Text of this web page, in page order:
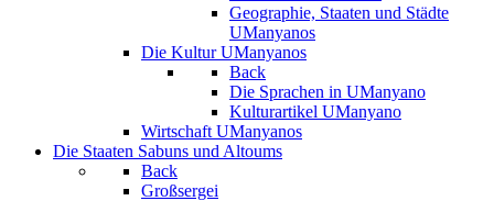
Geographie, Staaten und Städte
UManyanos
Die Kultur UManyanos
Back
Die Sprachen in UManyano
Kulturartikel UManyano
Wirtschaft UManyanos
Die Staaten Sabuns und Altoums
Back
Großsergei